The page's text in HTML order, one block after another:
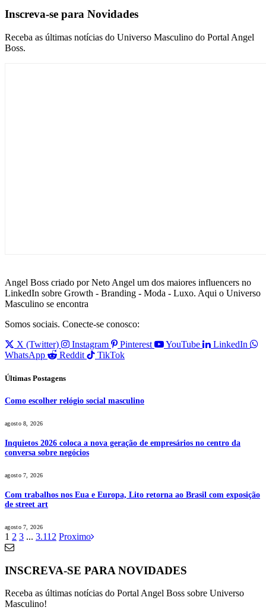
Inscreva-se para Novidades
Receba as últimas notícias do Universo Masculino do Portal Angel
Boss.
Angel Boss criado por Neto Angel um dos maiores influencers no
LinkedIn sobre Growth - Branding - Moda - Luxo. Aqui o Universo
Masculino se encontra
Somos sociais. Conecte-se conosco:
X (Twitter)
Instagram Pinterest YouTube
LinkedIn
WhatsApp
Reddit TikTok
Últimas Postagens
Como escolher relógio social masculino
agosto 8, 2026
Inquietos 2026 coloca a nova geração de empresários no centro da
conversa sobre negócios
agosto 7, 2026
Com trabalhos nos Eua e Europa, Lito retorna ao Brasil com exposição
de street art
agosto 7, 2026
1 2 3 ... 3.112 Proximo
INSCREVA-SE PARA NOVIDADES
Receba as últimas notícias do Portal Angel Boss sobre Universo
Masculino!